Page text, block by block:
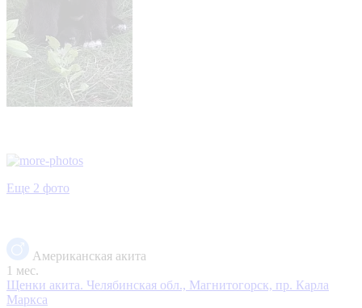
Еще 2 фото
Американская акита
1 мес.
Щенки акита. Челябинская обл., Магнитогорск, пр. Карла
Маркса